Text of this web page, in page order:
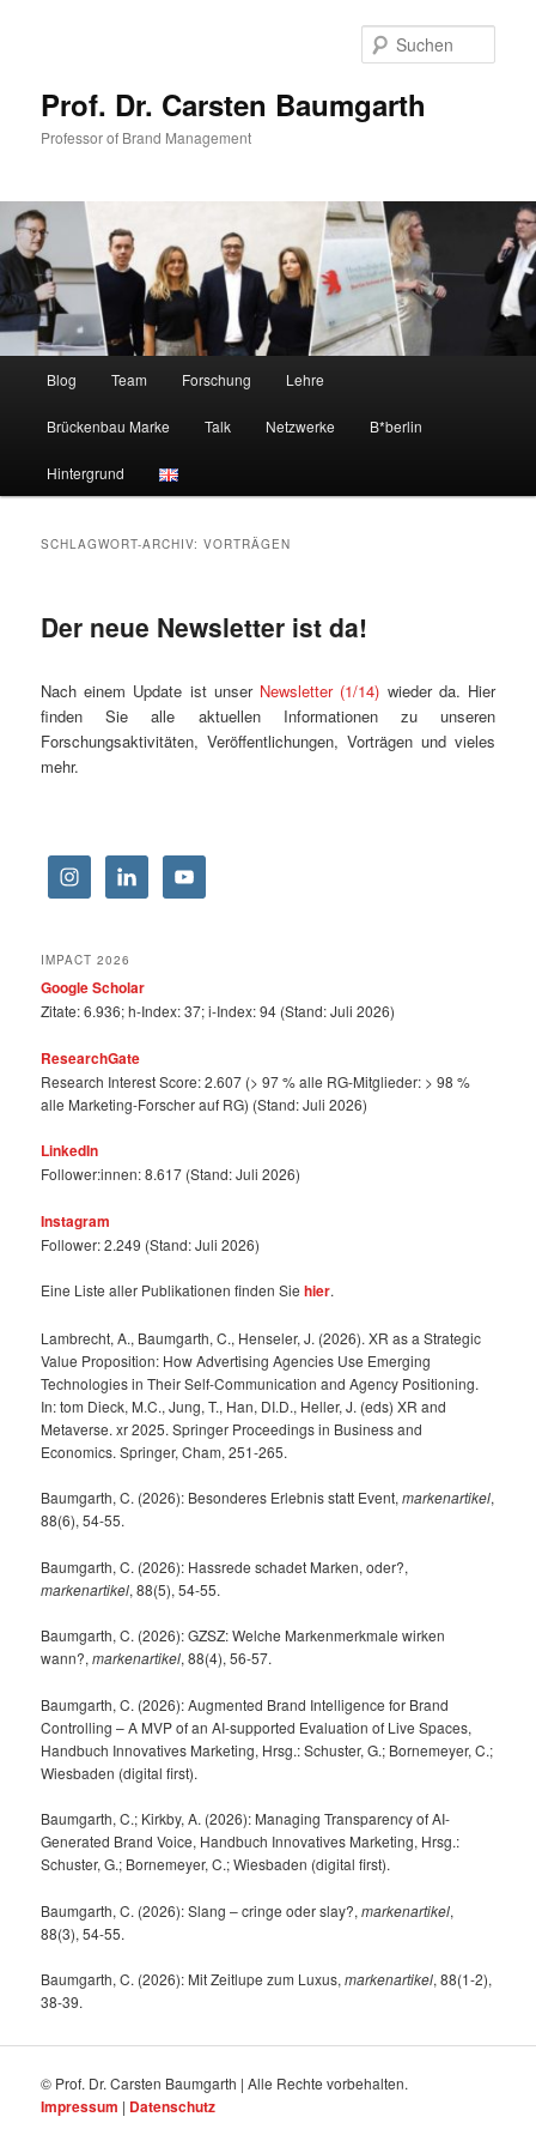
Prof. Dr. Carsten Baumgarth
Professor of Brand Management
Blog Team Forschung Lehre
Brückenbau Marke Talk Netzwerke B*berlin
Hintergrund
SCHLAGWORT-ARCHIV:VORTRÄGEN
Der neue Newsletter ist da!
Nach einem Update ist unser Newsletter (1/14) wieder da. Hier
finden Sie alle aktuellen Informationen zu unseren
Forschungsaktivitäten, Veröffentlichungen, Vorträgen und vieles
mehr.
IMPACT 2026
Google Scholar
Zitate: 6.936; h-Index: 37; i-Index: 94 (Stand: Juli 2026)
ResearchGate
Research Interest Score: 2.607 (> 97 % alle RG-Mitglieder: > 98 %
alle Marketing-Forscher auf RG) (Stand: Juli 2026)
LinkedIn
Follower:innen: 8.617 (Stand: Juli 2026)
Instagram
Follower: 2.249 (Stand: Juli 2026)
Eine Liste aller Publikationen finden Siehier.
Lambrecht, A., Baumgarth, C., Henseler, J. (2026). XR as a Strategic
Value Proposition: How Advertising Agencies Use Emerging
Technologies in Their Self-Communication and Agency Positioning.
In: tom Dieck, M.C., Jung, T., Han, DI.D., Heller, J. (eds) XR and
Metaverse. xr 2025. Springer Proceedings in Business and
Economics. Springer, Cham, 251-265.
Baumgarth, C. (2026): Besonderes Erlebnis statt Event,markenartikel,
88(6), 54-55.
Baumgarth, C. (2026): Hassrede schadet Marken, oder?,
markenartikel, 88(5), 54-55.
Baumgarth, C. (2026): GZSZ: Welche Markenmerkmale wirken
wann?,markenartikel, 88(4), 56-57.
Baumgarth, C. (2026): Augmented Brand Intelligence for Brand
Controlling – A MVP of an AI-supported Evaluation of Live Spaces,
Handbuch Innovatives Marketing, Hrsg.: Schuster, G.; Bornemeyer, C.;
Wiesbaden (digital first).
Baumgarth, C.; Kirkby, A. (2026): Managing Transparency of AI-
Generated Brand Voice, Handbuch Innovatives Marketing, Hrsg.:
Schuster, G.; Bornemeyer, C.; Wiesbaden (digital first).
Baumgarth, C. (2026): Slang – cringe oder slay?,markenartikel,
88(3), 54-55.
Baumgarth, C. (2026): Mit Zeitlupe zum Luxus,markenartikel, 88(1-2),
38-39.
© Prof. Dr. Carsten Baumgarth | Alle Rechte vorbehalten.
Impressum | Datenschutz